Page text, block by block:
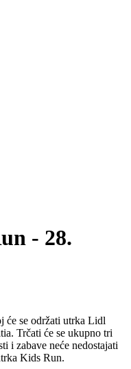
- 28.
će se održati utrka Lidl
Trčati će se ukupno tri
i zabave neće nedostajati
Kids Run.